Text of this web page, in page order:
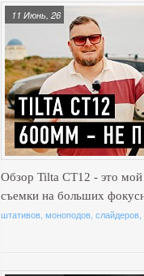
Обзор Tilta CT12 - это
съемки на больших
штативов, моноподов, слайдеров,
11 Июнь, 26